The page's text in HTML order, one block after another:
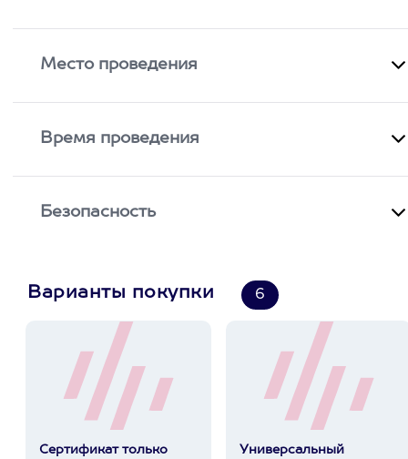
Место проведения
Время проведения
Безопасность
Варианты покупки 6
Сертификат только
Универсальный